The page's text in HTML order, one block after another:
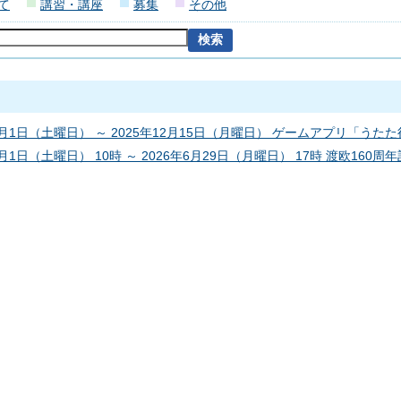
講習・講座 募集 その他
1日（土曜日） ～ 2025年12月15日（月曜日） ゲームアプリ「うた
1日（土曜日） 10時 ～ 2026年6月29日（月曜日） 17時 渡欧160周